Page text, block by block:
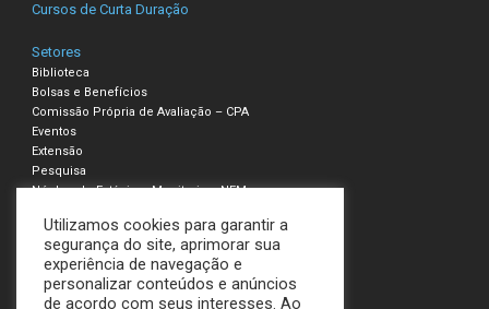
Cursos de Curta Duração
Setores
Biblioteca
Bolsas e Benefícios
Comissão Própria de Avaliação – CPA
Eventos
Extensão
Pesquisa
Núcleo de Estágio e Monitoria – NEM
Compliance – Ouvidoria
Política de Privacidade e Cookies
Termos de Uso
Utilizamos cookies para garantir a
segurança do site, aprimorar sua
experiência de navegação e
personalizar conteúdos e anúncios
de acordo com seus interesses. Ao